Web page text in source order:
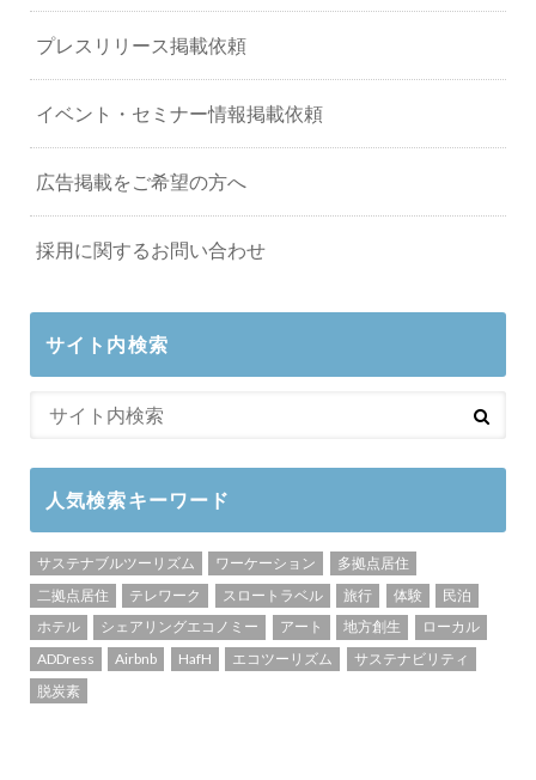
プレスリリース掲載依頼
イベント・セミナー情報掲載依頼
広告掲載をご希望の方へ
採用に関するお問い合わせ
サイト内検索
人気検索キーワード
サステナブルツーリズム ワーケーション
多拠点居住
二拠点居住
テレワーク スロートラベル 旅行 体験
民泊
ホテル
シェアリングエコノミー アート 地方創生
ローカル
ADDress
Airbnb HafH エコツーリズム
サステナビリティ
脱炭素